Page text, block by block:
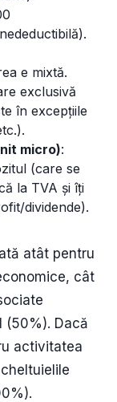
e mixtă.
exclusivă
în excepțiile
micro):
(care se
la TVA și îți
dividende).
atât pentru
cât
(50%). Dacă
activitatea